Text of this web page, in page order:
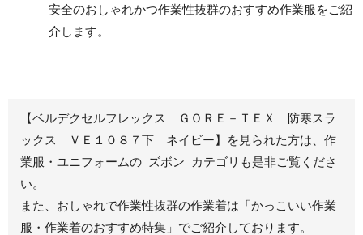
レディース作業着
ブルゾン
ジャンパー
秋冬長袖
スモック
シャツ
安全のおしゃれかつ作業性抜群のおすすめ作業服をご紹
介します。
【ベルデクセルフレックス ＧＯＲＥ－ＴＥＸ 防寒スラ
ックス ＶＥ１０８７下 ネイビー】を見られた方は、作
業服・ユニフォームの ズボン カテゴリも是非ご覧くださ
い。
また、おしゃれで作業性抜群の作業着は 「かっこいい作業
服・作業着のおすすめ特集」 でご紹介しております。